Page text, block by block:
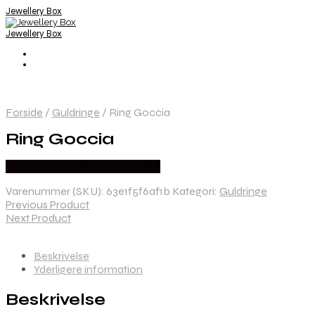
Jewellery Box
Jewellery Box
Forside / Guldringe / Ring Goccia
Ring Goccia
Varenummer (SKU): 63e1f5f6af1b Kategori: Guldringe
Previous Product
Next Product
Beskrivelse
Yderligere information
Beskrivelse